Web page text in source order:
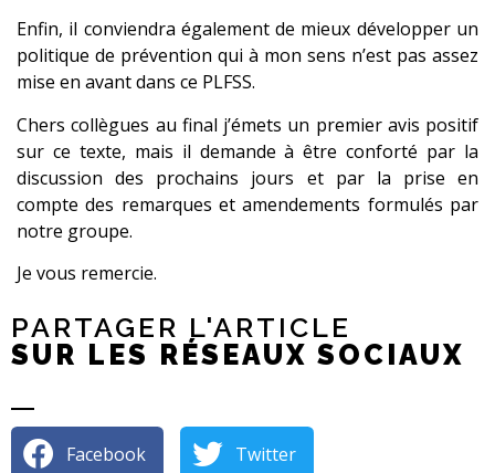
Enfin, il conviendra également de mieux développer un
politique de prévention qui à mon sens n’est pas assez
mise en avant dans ce PLFSS.
Chers collègues au final j’émets un premier avis positif
sur ce texte, mais il demande à être conforté par la
discussion des prochains jours et par la prise en
compte des remarques et amendements formulés par
notre groupe.
Je vous remercie.
PARTAGER L'ARTICLE
SUR LES RÉSEAUX SOCIAUX
Facebook Twitter